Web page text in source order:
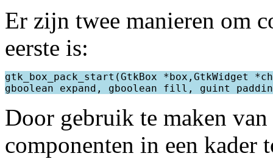
Er zijn twee manieren om
eerste is:
gtk_box_pack_start(GtkBox *box,GtkWidget
Door gebruik te maken
componenten in een kader